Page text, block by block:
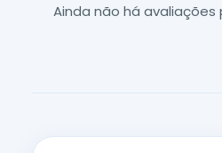
Ainda não há